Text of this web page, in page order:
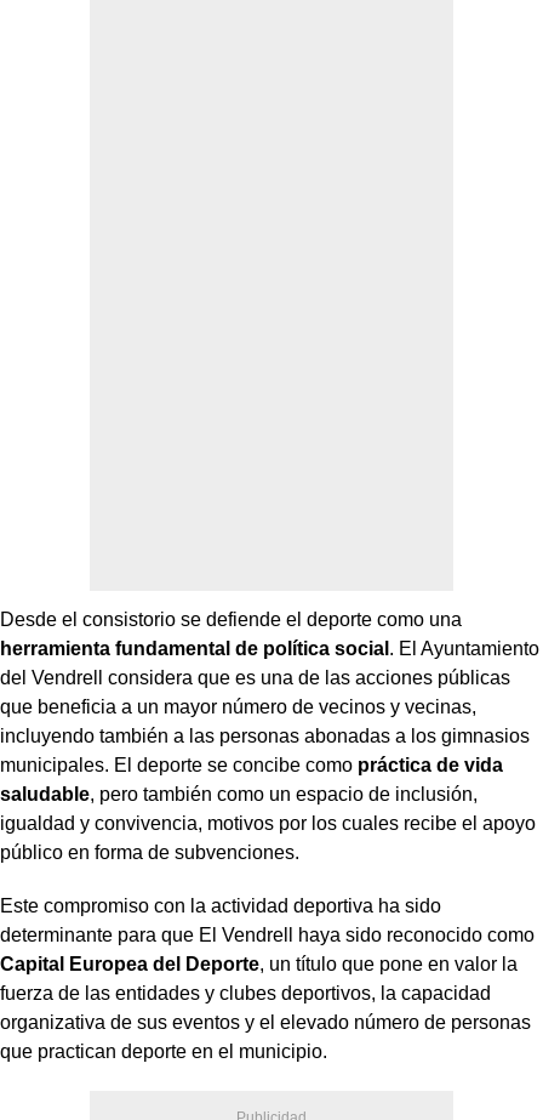
Desde el consistorio se defiende el deporte como una
herramienta fundamental de política social . El Ayuntamiento
del Vendrell considera que es una de las acciones públicas
que beneficia a un mayor número de vecinos y vecinas,
incluyendo también a las personas abonadas a los gimnasios
municipales. El deporte se concibe como práctica de vida
saludable, pero también como un espacio de inclusión,
igualdad y convivencia, motivos por los cuales recibe el apoyo
público en forma de subvenciones.
Este compromiso con la actividad deportiva ha sido
determinante para que El Vendrell haya sido reconocido como
Capital Europea del Deporte, un título que pone en valor la
fuerza de las entidades y clubes deportivos, la capacidad
organizativa de sus eventos y el elevado número de personas
que practican deporte en el municipio.